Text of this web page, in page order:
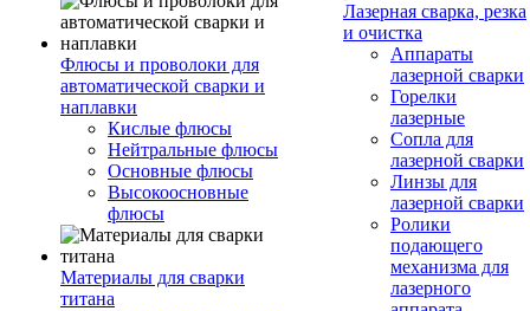
Флюсы и проволоки для
автоматической сварки и
наплавки
Кислые флюсы
Нейтральные флюсы
Основные флюсы
Высокоосновные
флюсы
Материалы для сварки
титана
Лазерная сварка, резка
и очистка
Аппараты
лазерной сварки
Горелки
лазерные
Сопла для
лазерной сварки
Линзы для
лазерной сварки
Ролики
подающего
механизма для
лазерного